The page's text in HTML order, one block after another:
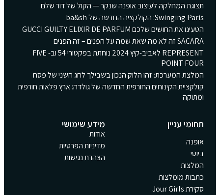
תצוגת המחלקה לעיצוב אופנה שנקר — הקול של דור שלם
Swinging Paris: הקולקציה החדשה של ba&sh
הטעינו את החושים שלכם GUCCI GUILTY ELIXIR DE PARFUM
SACARA זה לא מה שאת שמה על הפנים – זה הפנים
REPRESENT לאביב-קיץ 2024 נוחתת בפקטורי 54 וב- FIVE
POINT FOUR
המלצת המערכת: זהו הלוק הנכון בשבילך לחג השני של פסח
קולקציית הקינוחים החורפית החדשה של גולדה: ארץ פלאות חורפית
ומתוקה
תחומי עניין
אופנה
ביוטי
המלצות
כתבות מומלצות
סקירת Jour Girls
מידע שימושי
אודות
מדיניות הפרטיות
הצהרת נגישות